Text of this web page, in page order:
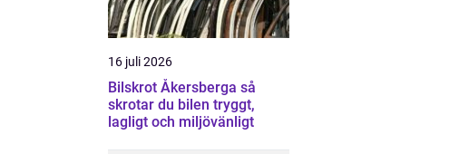
16 juli 2026
Bilskrot Åkersberga så
skrotar du bilen tryggt,
lagligt och miljövänligt